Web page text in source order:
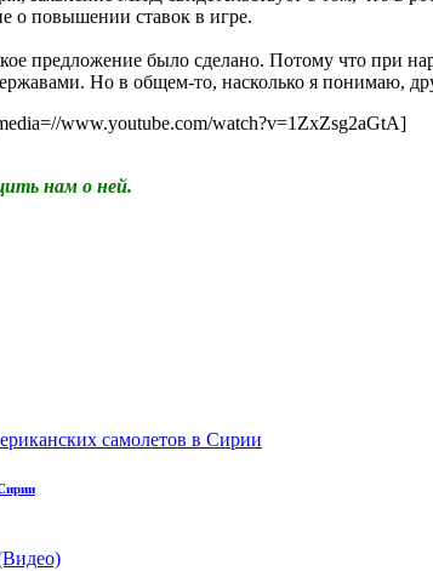
о повышении ставок в игре.
предложение было сделано. Потому что при
Но в общем-то, насколько я понимаю,
www.youtube.com/watch?v=1ZxZsg2aGtA]
нам о ней.